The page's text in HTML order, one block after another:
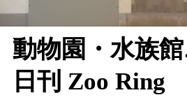
動物園・水族
日刊 Zoo Ring